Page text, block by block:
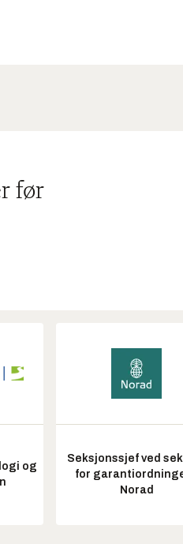
før
og
Seksjonssjef ved
for
Norad